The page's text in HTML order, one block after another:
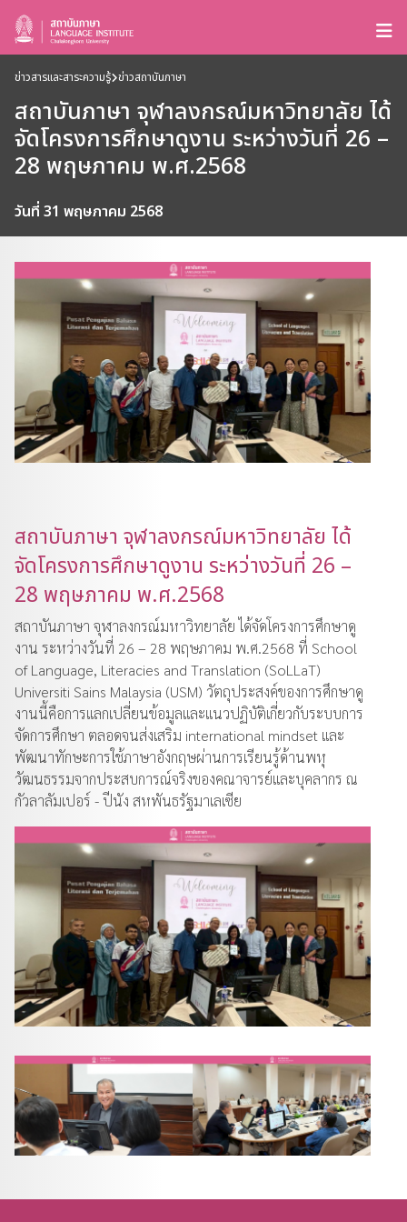
ข่าวสารและสาระความรู้ ข่าวสถาบันภาษา
สถาบันภาษา จุฬาลงกรณ์มหาวิทยาลัย ได้
จัดโครงการศึกษาดูงาน ระหว่างวันที่ 26 –
28 พฤษภาคม พ.ศ.2568
วันที่ 31 พฤษภาคม 2568
สถาบันภาษา จุฬาลงกรณ์มหาวิทยาลัย ได้
จัดโครงการศึกษาดูงาน ระหว่างวันที่ 26 –
28 พฤษภาคม พ.ศ.2568
สถาบันภาษา จุฬาลงกรณ์มหาวิทยาลัย ได้จัดโครงการศึกษาดู
งาน ระหว่างวันที่ 26 – 28 พฤษภาคม พ.ศ.2568 ที่ School
of Language, Literacies and Translation (SoLLaT)
Universiti Sains Malaysia (USM) วัตถุประสงค์ของการศึกษาดู
งานนี้คือการแลกเปลี่ยนข้อมูลและแนวปฏิบัติเกี่ยวกับระบบการ
จัดการศึกษา ตลอดจนส่งเสริม international mindset และ
พัฒนาทักษะการใช้ภาษาอังกฤษผ่านการเรียนรู้ด้านพหุ
วัฒนธรรมจากประสบการณ์จริงของคณาจารย์และบุคลากร ณ
กัวลาลัมเปอร์ - ปีนัง สหพันธรัฐมาเลเซีย